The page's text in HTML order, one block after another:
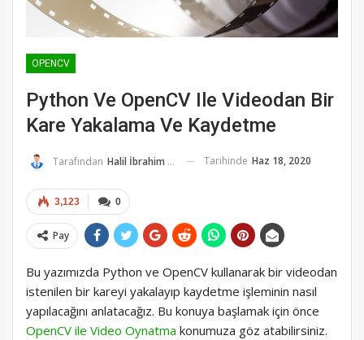
OPENCV
Python Ve OpenCV Ile Videodan Bir
Kare Yakalama Ve Kaydetme
Tarafından Halil İbrahim K. Tarihinde Haz 18, 2020
0
3,123
Pay
Bu yazımızda Python ve OpenCV kullanarak bir videodan
istenilen bir kareyi yakalayıp kaydetme işleminin nasıl
yapılacağını anlatacağız. Bu konuya başlamak için önce
OpenCV ile Video Oynatma konumuza göz atabilirsiniz.